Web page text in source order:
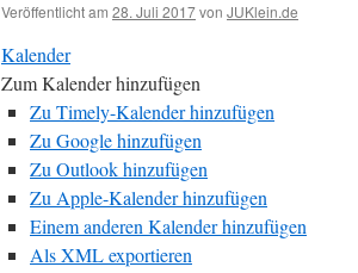
Veröffentlicht am 28. Juli 2017von JUKlein.de
Kalender
Zum Kalender hinzufügen
Zu Timely-Kalender hinzufügen
Zu Google hinzufügen
Zu Outlook hinzufügen
Zu Apple-Kalender hinzufügen
Einem anderen Kalender hinzufügen
Als XML exportieren